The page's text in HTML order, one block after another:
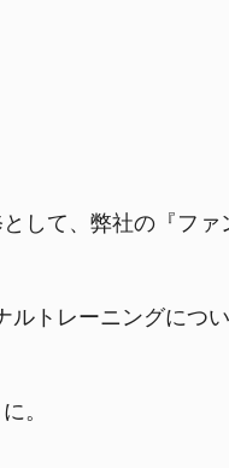
して、弊社の『フ
トレーニングにつ
。